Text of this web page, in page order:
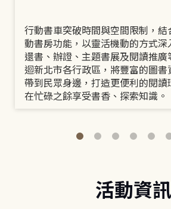
行動書車突破時間與空間限制，結
動書房功能，以靈活機動的方式深
還書、辦證、主題書展及閱讀推廣
迴新北市各行政區，將豐富的圖書
帶到民眾身邊，打造更便利的閱讀
在忙碌之餘享受書香、探索知識。
活動資訊